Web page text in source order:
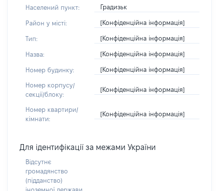
Населений пункт: Градизьк
Район у місті: [Конфіденційна інформація]
Тип: [Конфіденційна інформація]
Назва: [Конфіденційна інформація]
Номер будинку: [Конфіденційна інформація]
Номер корпусу/
секції/блоку:
[Конфіденційна інформація]
Номер квартири/
кімнати:
[Конфіденційна інформація]
Для ідентифікації за межами України
Відсутнє
громадянство
(підданство)
іноземної держави,